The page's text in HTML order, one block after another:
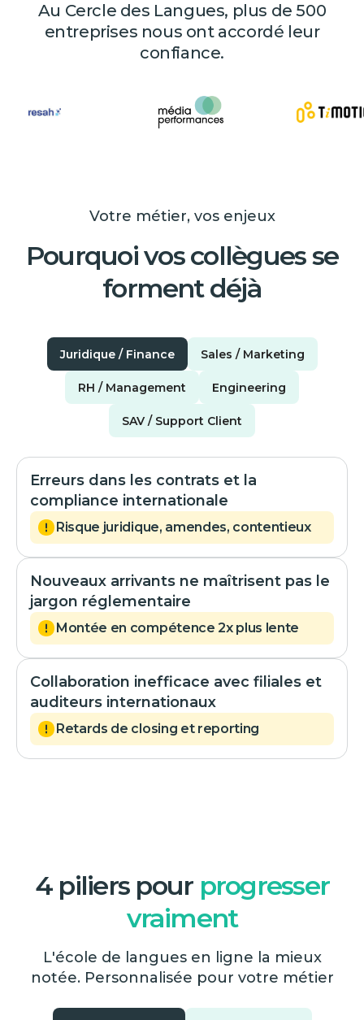
Au Cercle des Langues, plus de 500
entreprises nous ont accordé leur
confiance.
Votre métier, vos enjeux
Pourquoi vos collègues se
forment déjà
Juridique / Finance Sales / Marketing
RH / Management Engineering
SAV / Support Client
Erreurs dans les contrats et la
compliance internationale
Risque juridique, amendes, contentieux
Nouveaux arrivants ne maîtrisent pas le
jargon réglementaire
Montée en compétence 2x plus lente
Collaboration inefficace avec filiales et
auditeurs internationaux
Retards de closing et reporting
4 piliers pour progresser
vraiment
L'école de langues en ligne la mieux
notée. Personnalisée pour votre métier